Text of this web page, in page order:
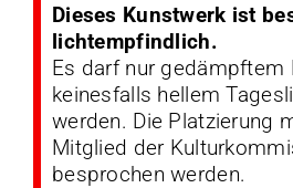
Dieses Kunstwerk ist
lichtempfindlich.
Es darf nur gedämpftem
keinesfalls hellem
werden. Die Platzierung
Mitglied der
besprochen werden.